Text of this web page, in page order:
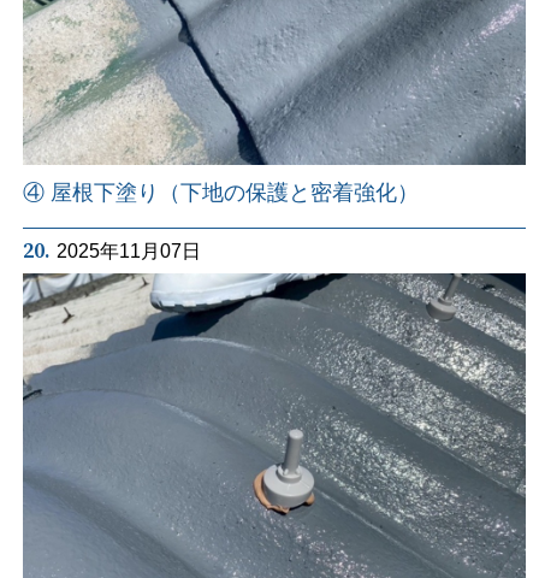
④ 屋根下塗り（下地の保護と密着強化）
20. 2025年11月07日